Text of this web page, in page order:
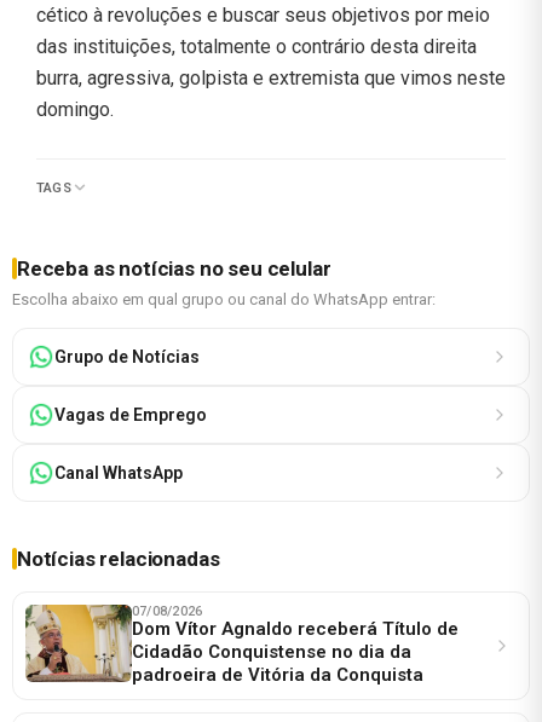
cético à revoluções e buscar seus objetivos por meio
das instituições, totalmente o contrário desta direita
burra, agressiva, golpista e extremista que vimos neste
domingo.
TAGS
Receba as notícias no seu celular
Escolha abaixo em qual grupo ou canal do WhatsApp entrar:
Grupo de Notícias
Vagas de Emprego
Canal WhatsApp
Notícias relacionadas
07/08/2026
Dom Vítor Agnaldo receberá Título de
Cidadão Conquistense no dia da
padroeira de Vitória da Conquista